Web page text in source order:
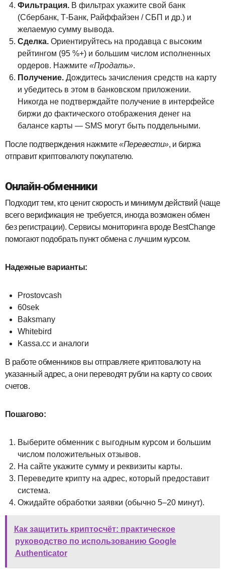
Фильтрация. В фильтрах укажите свой банк
(Сбербанк, Т‑Банк, Райффайзен / СБП и др.) и
желаемую сумму вывода.
Сделка. Ориентируйтесь на продавца с высоким
рейтингом (95 %+) и большим числом исполненных
ордеров. Нажмите«Продать».
Получение. Дождитесь зачисления средств на карту
и убедитесь в этом в банковском приложении.
Никогда не подтверждайте получение в интерфейсе
биржи до фактического отображения денег на
балансе карты — SMS могут быть поддельными.
После подтверждения нажмите«Перевести», и биржа
отправит криптовалюту покупателю.
Онлайн-обменники
Подходит тем, кто ценит скорость и минимум действий (чаще
всего верификация не требуется, иногда возможен обмен
без регистрации). Сервисы мониторинга вроде BestChange
помогают подобрать пункт обмена с лучшим курсом.
Надежные варианты:
Prostovcash
60sek
Baksmany
Whitebird
Kassa.cc и аналоги
В работе обменников вы отправляете криптовалюту на
указанный адрес, а они переводят рубли на карту со своих
счетов.
Пошагово:
Выберите обменник с выгодным курсом и большим
числом положительных отзывов.
На сайте укажите сумму и реквизиты карты.
Переведите крипту на адрес, который предоставит
система.
Ожидайте обработки заявки (обычно 5–20 минут).
Как защитить криптосчёт: практическое
руководство по использованию Google
Authenticator